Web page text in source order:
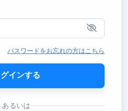
パスワードをお忘れの方はこちら
グインする
あるいは